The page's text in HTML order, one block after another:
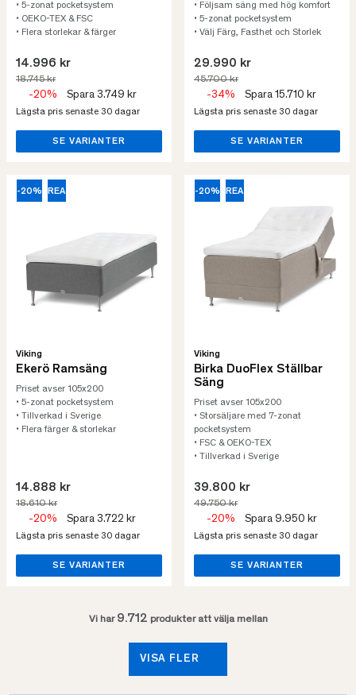
• 5-zonat pocketsystem
• OEKO-TEX & FSC
• Flera storlekar & färger
14.996 kr
18.745 kr
-20% Spara 3.749 kr
Lägsta pris senaste 30 dagar
SE VARIANTER
• Följsam säng med hög komfort
• 5-zonat pocketsystem
• Välj Färg, Fasthet och Storlek
29.990 kr
45.700 kr
-34% Spara 15.710 kr
Lägsta pris senaste 30 dagar
SE VARIANTER
-20% REA
Viking
Ekerö Ramsäng
Priset avser 105x200
• 5-zonat pocketsystem
• Tillverkad i Sverige
• Flera färger & storlekar
14.888 kr
18.610 kr
-20% Spara 3.722 kr
Lägsta pris senaste 30 dagar
SE VARIANTER
-20% REA
Viking
Birka DuoFlex Ställbar
Säng
Priset avser 105x200
• Storsäljare med 7-zonat
pocketsystem
• FSC & OEKO-TEX
• Tillverkad i Sverige
39.800 kr
49.750 kr
-20% Spara 9.950 kr
Lägsta pris senaste 30 dagar
SE VARIANTER
Vi har 9.712 produkter att välja mellan
VISA FLER